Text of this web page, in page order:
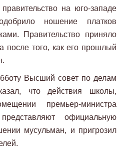
на юго-западе
ношение платков
Правительство приняло
после того, как его прошлый
Высший совет по делам
что действия школы,
премьер-министра
официальную
мусульман, и пригрозил